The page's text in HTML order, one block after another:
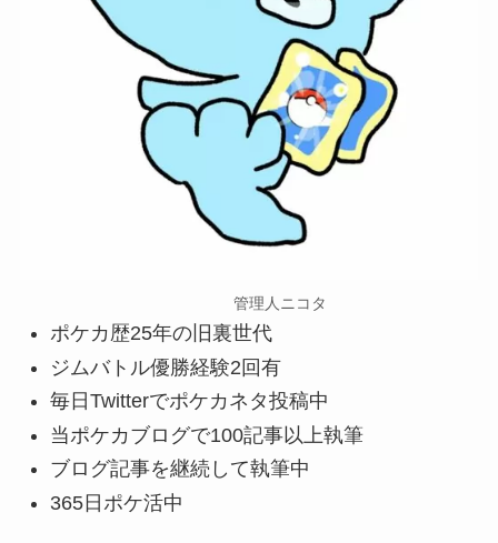
管理人ニコタ
ポケカ歴25年の旧裏世代
ジムバトル優勝経験2回有
毎日Twitterでポケカネタ投稿中
当ポケカブログで100記事以上執筆
ブログ記事を継続して執筆中
365日ポケ活中